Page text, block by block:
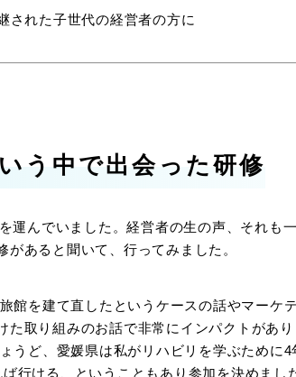
れた子世代の経営者の方に
う中で出会った研修
運んでいました。経営者の生の声、それも
あると聞いて、行ってみました。
館を建て直したというケースの話やマーケ
取り組みのお話で非常にインパクトがあ
ど、愛媛県は私がリハビリを学ぶために4
行ける、ということもあり参加を決めまし